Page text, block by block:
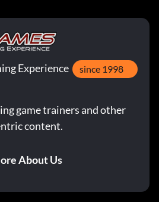
Experience since 1998
game trainers and other
content.
About Us